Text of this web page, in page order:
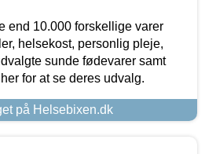
end 10.000 forskellige varer
helsekost, personlig pleje,
sunde fødevarer samt
for at se deres udvalg.
på Helsebixen.dk